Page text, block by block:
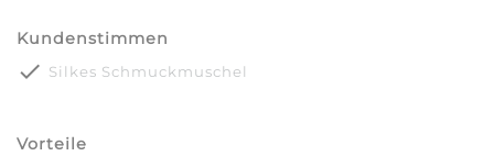
Kundenstimmen
done Silkes Schmuckmuschel
Vorteile